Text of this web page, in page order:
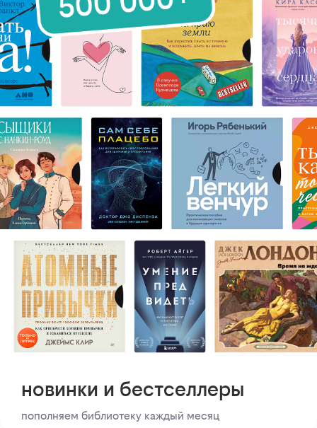
новинки и бестселлеры
пополняем библиотеку каждый месяц